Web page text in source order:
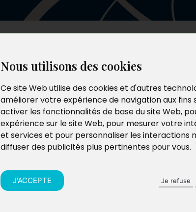
Nous utilisons des cookies
Ce site Web utilise des cookies et d'autres
améliorer votre expérience de navigation aux fins
activer les fonctionnalités de base du site Web,
expérience sur le site Web, pour mesurer votre
et services et pour personnaliser les interactions
diffuser des publicités plus pertinentes pour vous.
J'ACCEPTE Je refuse